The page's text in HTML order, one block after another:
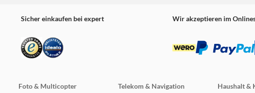
Sicher einkaufen bei expert Wir akzeptieren im
Foto & Multicopter
Telekom & Navigation
Haushalt &